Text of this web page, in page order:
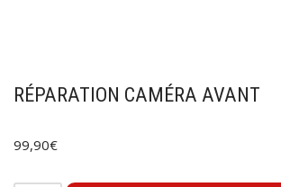
RÉPARATION CAMÉRA AVANT
99,90€